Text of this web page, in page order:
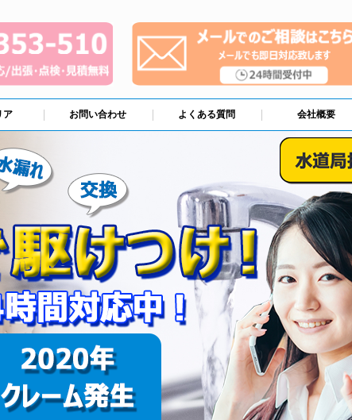
ア お問い合わせ よくある質問 会社概要